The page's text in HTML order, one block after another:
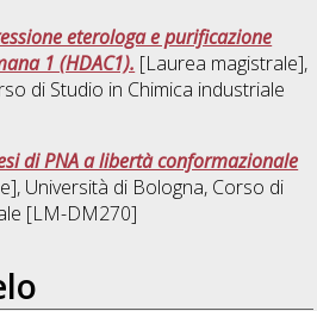
eterologa e purificazione
1 (HDAC1). [Laurea magistrale],
di Studio in Chimica industriale
di PNA a libertà conformazionale
Università di Bologna, Corso di
[LM-DM270]